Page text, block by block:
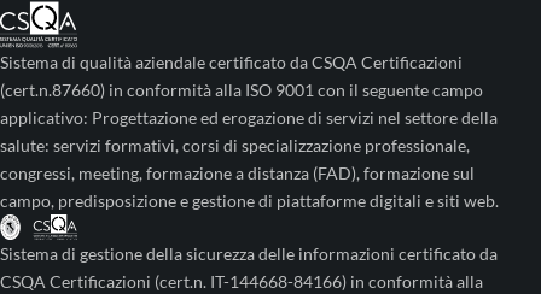
Sistema di qualità aziendale certificato da CSQA Certificazioni
(cert.n.87660) in conformità alla ISO 9001 con il seguente campo
applicativo: Progettazione ed erogazione di servizi nel settore della
salute: servizi formativi, corsi di specializzazione professionale,
congressi, meeting, formazione a distanza (FAD), formazione sul
campo, predisposizione e gestione di piattaforme digitali e siti web.
Sistema di gestione della sicurezza delle informazioni certificato da
CSQA Certificazioni (cert.n. IT-144668-84166) in conformità alla